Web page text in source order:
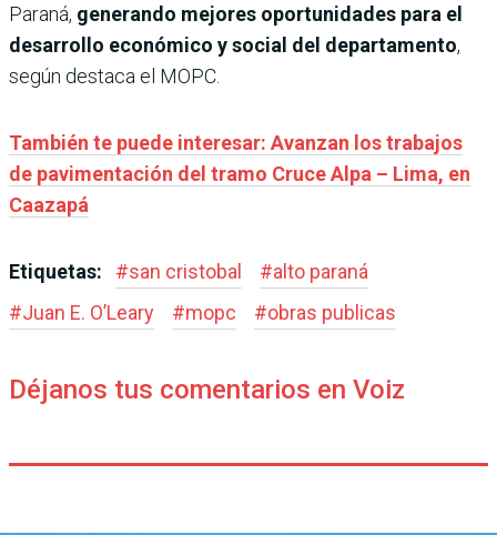
Paraná, generando mejores oportunidades para el
desarrollo económico y social del departamento,
según destaca el MOPC.
También te puede interesar: Avanzan los trabajos
de pavimentación del tramo Cruce Alpa – Lima, en
Caazapá
Etiquetas: #san cristobal #alto paraná
#Juan E. O’Leary #mopc #obras publicas
Déjanos tus comentarios en Voiz